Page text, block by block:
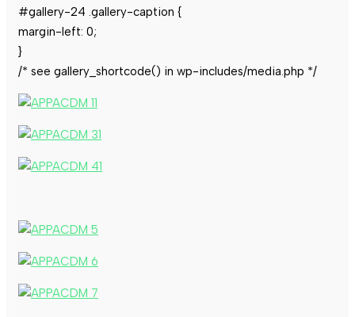
#gallery-24 .gallery-caption {
margin-left: 0;
}
/* see gallery_shortcode() in wp-includes/media.php */